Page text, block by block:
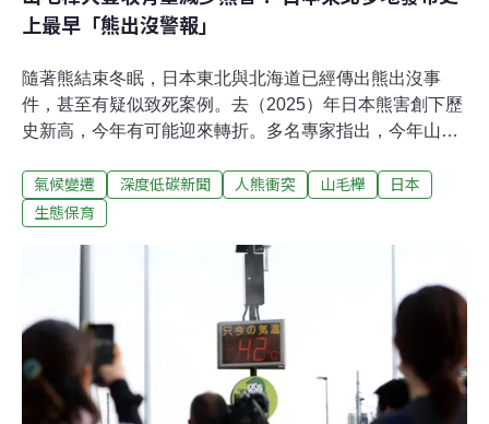
上最早「熊出沒警報」
隨著熊結束冬眠，日本東北與北海道已經傳出熊出沒事
件，甚至有疑似致死案例。去（2025）年日本熊害創下歷
史新高，今年有可能迎來轉折。多名專家指出，今年山毛
和許多。2025年熊害創紀錄《衛報》報導，根據官方統
計，自去年4月起，日本一年內共發生238起熊攻擊事件、
區六縣。2026年進入春季後，熊陸續結束冬眠，東北多地
陸續發布史上最早「熊出沒警報」。岩手縣已有疑似遭熊
攻擊致死的案件，當地發現一具女性遺體，附近不久前才
有警察遭到熊襲擊受傷。在這之前，青森縣短短10天內接
連有民眾目擊到五隻亞洲黑熊出現，4月已發布熊出沒高
度警報，附近的岩手與福島也進入警戒狀態。《日本時
報》指出，專家預估至少到初夏，東北和北海道都會有大
氣候變遷 深度低碳新聞 人熊衝突 山毛櫸
日本
生態保育